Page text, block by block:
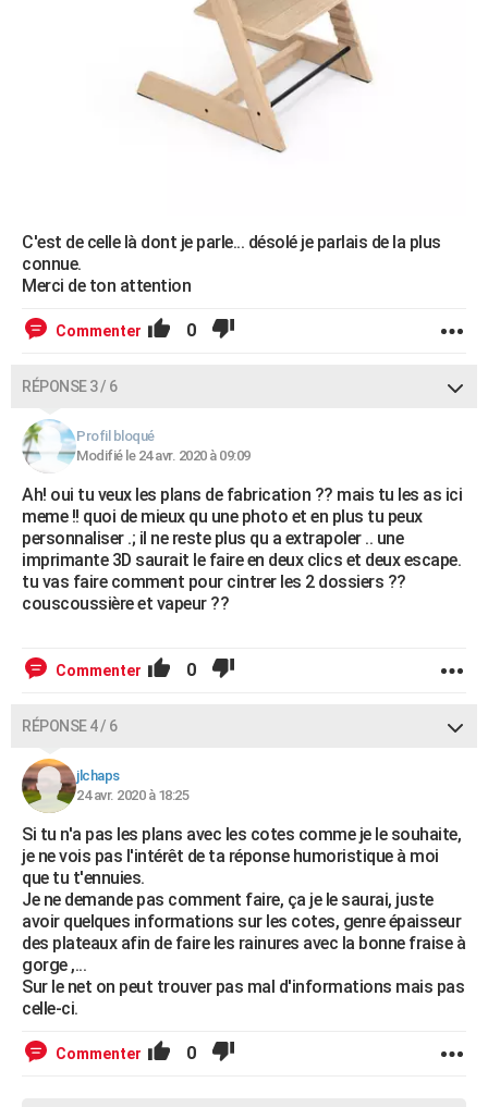
C'est de celle là dont je parle... désolé je parlais de la plus
connue.
Merci de ton attention
Commenter 0
RÉPONSE 3 / 6
Profil bloqué
Modifié le 24 avr. 2020 à 09:09
Ah! oui tu veux les plans de fabrication ?? mais tu les as ici
meme !! quoi de mieux qu une photo et en plus tu peux
personnaliser .; il ne reste plus qu a extrapoler .. une
imprimante 3D saurait le faire en deux clics et deux escape.
tu vas faire comment pour cintrer les 2 dossiers ??
couscoussière et vapeur ??
Commenter 0
RÉPONSE 4 / 6
jlchaps
24 avr. 2020 à 18:25
Si tu n'a pas les plans avec les cotes comme je le souhaite,
je ne vois pas l'intérêt de ta réponse humoristique à moi
que tu t'ennuies.
Je ne demande pas comment faire, ça je le saurai, juste
avoir quelques informations sur les cotes, genre épaisseur
des plateaux afin de faire les rainures avec la bonne fraise à
gorge ,...
Sur le net on peut trouver pas mal d'informations mais pas
celle-ci.
Commenter 0